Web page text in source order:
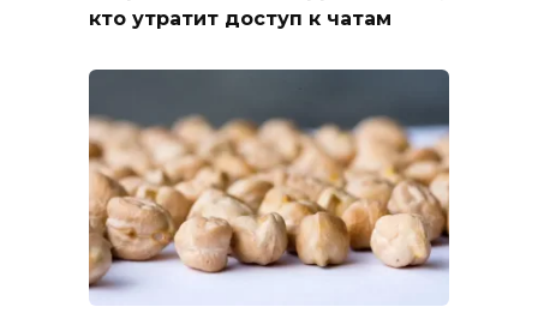
кто утратит доступ к чатам